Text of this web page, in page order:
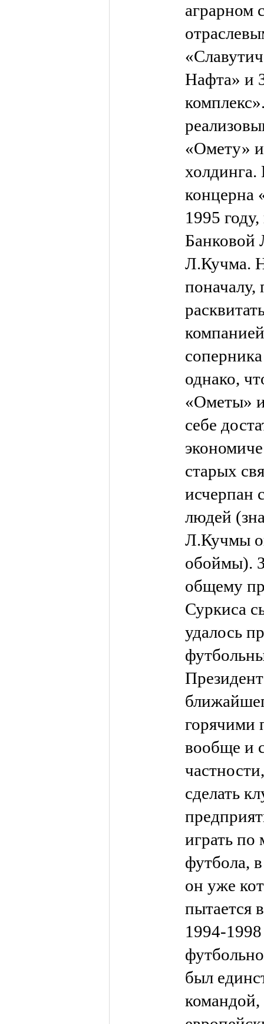
аграрном
Нафта» и
«Омету»
концерна
1995
Банковой
Л.Кучма.
поначалу,
однако,
«Ометы»
себе
старых
исчерпан
людей
Л.Кучмы
обоймы).
общему
Суркиса
удалось
горячими
вообще и
сделать
играть по
футбола,
он уже
пытается
1994-
был